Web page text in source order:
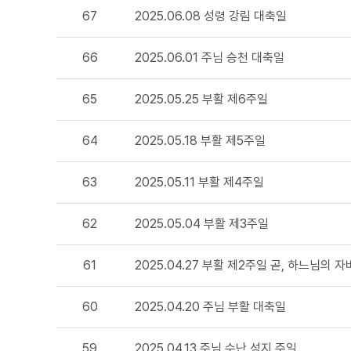
67 2025.06.08 성령 강림 대축일
66 2025.06.01 주님 승천 대축일
65 2025.05.25 부활 제6주일
64 2025.05.18 부활 제5주일
63 2025.05.11 부활 제4주일
62 2025.05.04 부활 제3주일
61 2025.04.27 부활 제2주일 곧, 하느님의 자
60 2025.04.20 주님 부활 대축일